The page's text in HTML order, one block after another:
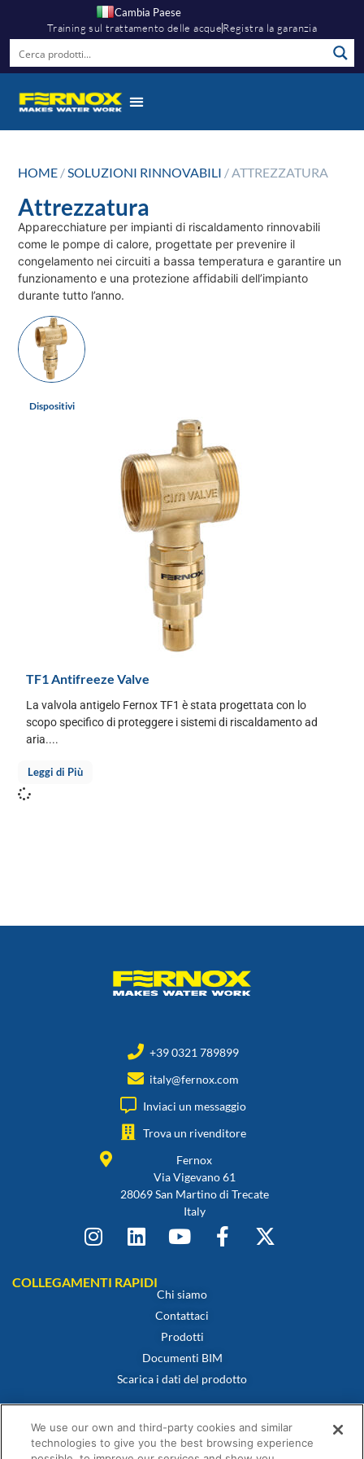
Cambia Paese
Training sul trattamento delle acqueRegistra la garanzia
HOME /SOLUZIONI RINNOVABILI / ATTREZZATURA
Attrezzatura
Apparecchiature per impianti di riscaldamento rinnovabili
come le pompe di calore, progettate per prevenire il
congelamento nei circuiti a bassa temperatura e garantire un
funzionamento e una protezione affidabili dell’impianto
durante tutto l’anno.
Dispositivi
TF1 Antifreeze Valve
La valvola antigelo Fernox TF1 è stata progettata con lo
scopo specifico di proteggere i sistemi di riscaldamento ad
aria....
Leggi di Più
+39 0321 789899
italy@fernox.com
Inviaci un messaggio
Trova un rivenditore
Fernox
Via Vigevano 61
28069 San Martino di Trecate
Italy
COLLEGAMENTI RAPIDI
Chi siamo
Contattaci
Prodotti
Documenti BIM
Scarica i dati del prodotto
POLITICHE
Certificato di conformità
Politica sui cookie
We use our own and third-party cookies and similar
technologies to give you the best browsing experience